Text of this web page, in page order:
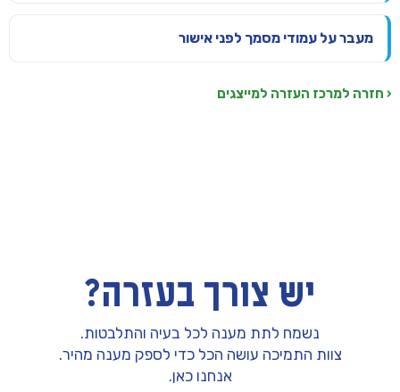
מעבר על עמודי מסמך לפני אישור
‹ חזרה למרכז העזרה למייצגים
יש צורך בעזרה?
נשמח לתת מענה לכל בעיה והתלבטות.
צוות התמיכה עושה הכל כדי לספק מענה מהיר.
אנחנו כאן.